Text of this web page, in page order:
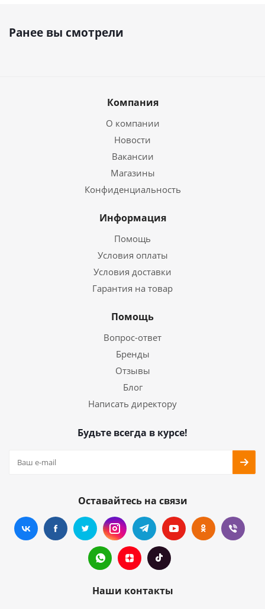
Ранее вы смотрели
Компания
О компании
Новости
Вакансии
Магазины
Конфиденциальность
Информация
Помощь
Условия оплаты
Условия доставки
Гарантия на товар
Помощь
Вопрос-ответ
Бренды
Отзывы
Блог
Написать директору
Будьте всегда в курсе!
Оставайтесь на связи
Наши контакты